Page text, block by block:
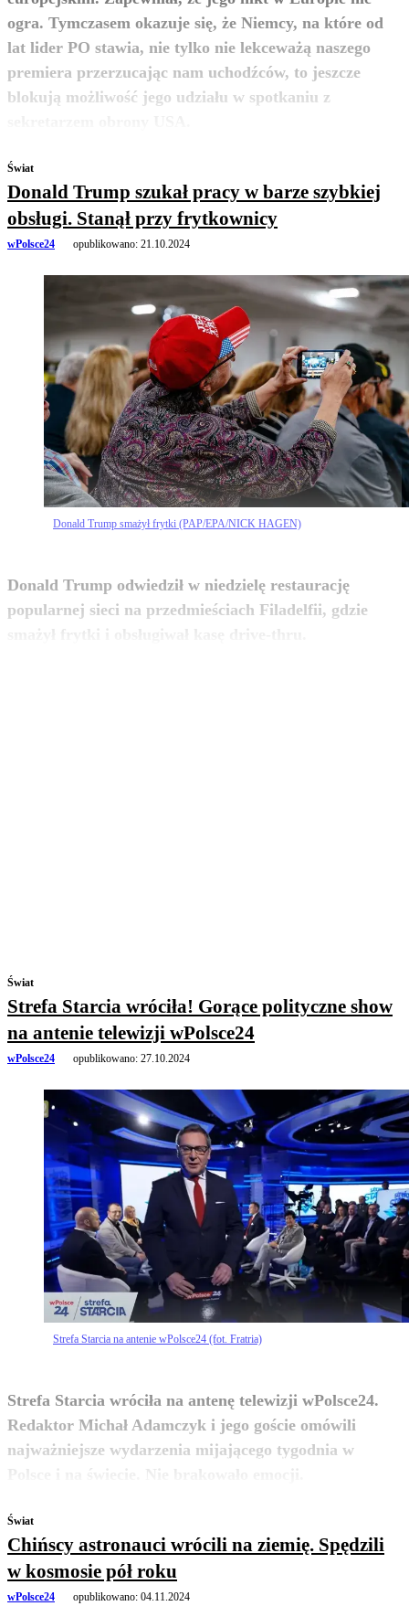
ogra. Tymczasem okazuje się, że Niemcy, na które od
lat lider PO stawia, nie tylko nie lekceważą naszego
premiera przerzucając nam uchodźców, to jeszcze
blokują możliwość jego udziału w spotkaniu z
zobacz więcej
Świat
Donald Trump szukał pracy w barze szybkiej
obsługi. Stanął przy frytkownicy
wPolsce24 opublikowano: 21.10.2024
Donald Trump smażył frytki (PAP/EPA/NICK HAGEN)
Donald Trump odwiedził w niedzielę restaurację
popularnej sieci na przedmieściach Filadelfii, gdzie
smażył frytki i obsługiwał kasę drive-thru.
zobacz więcej
Świat
Strefa Starcia wróciła! Gorące polityczne show
na antenie telewizji wPolsce24
wPolsce24 opublikowano: 27.10.2024
Strefa Starcia na antenie wPolsce24 (fot. Fratria)
Strefa Starcia wróciła na antenę telewizji wPolsce24.
Redaktor Michał Adamczyk i jego goście omówili
najważniejsze wydarzenia mijającego tygodnia w
Polsce i na świecie. Nie brakowało emocji.
zobacz więcej
Świat
Chińscy astronauci wrócili na ziemię. Spędzili
w kosmosie pół roku
wPolsce24 opublikowano: 04.11.2024